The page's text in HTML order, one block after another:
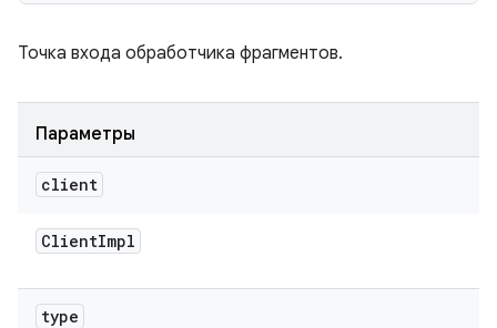
Точка входа обработчика фрагментов.
Параметры
client
ClientImpl
type